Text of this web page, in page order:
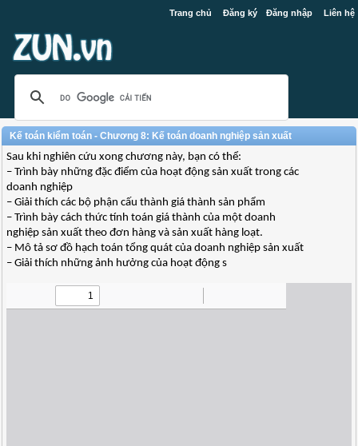
Trang chủ Đăng ký Đăng nhập Liên hệ
Kế toán kiểm toán - Chương 8: Kế toán doanh nghiệp sản xuất
Sau khi nghiên cứu xong chương này, bạn có thể:
– Trình bày những đặc điểm của hoạt động sản xuất trong các
doanh nghiệp
– Giải thích các bộ phận cấu thành giá thành sản phẩm
– Trình bày cách thức tính toán giá thành của một doanh
nghiệp sản xuất theo đơn hàng và sản xuất hàng loạt.
– Mô tả sơ đồ hạch toán tổng quát của doanh nghiệp sản xuất
– Giải thích những ảnh hưởng của hoạt động s